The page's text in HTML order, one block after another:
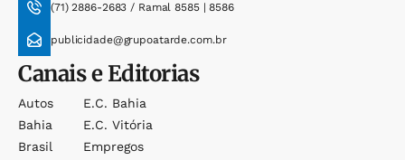
(71) 2886-2683 / Ramal 8585 | 8586
publicidade@grupoatarde.com.br
Canais e Editorias
Autos
Bahia
Brasil
E.c. Bahia
E.c. Vitória
Empregos